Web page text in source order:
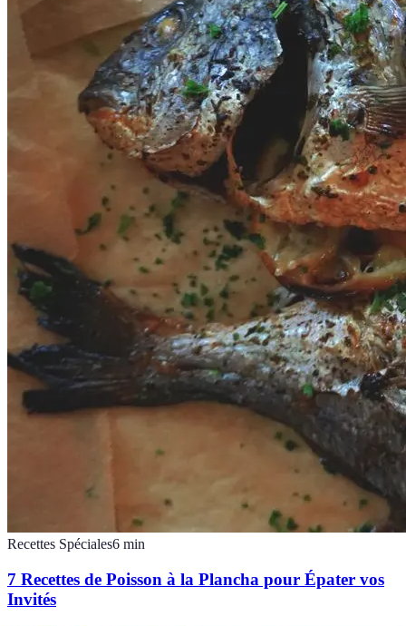
Recettes Spéciales6 min
7 Recettes de Poisson à la Plancha pour Épater vos
Invités